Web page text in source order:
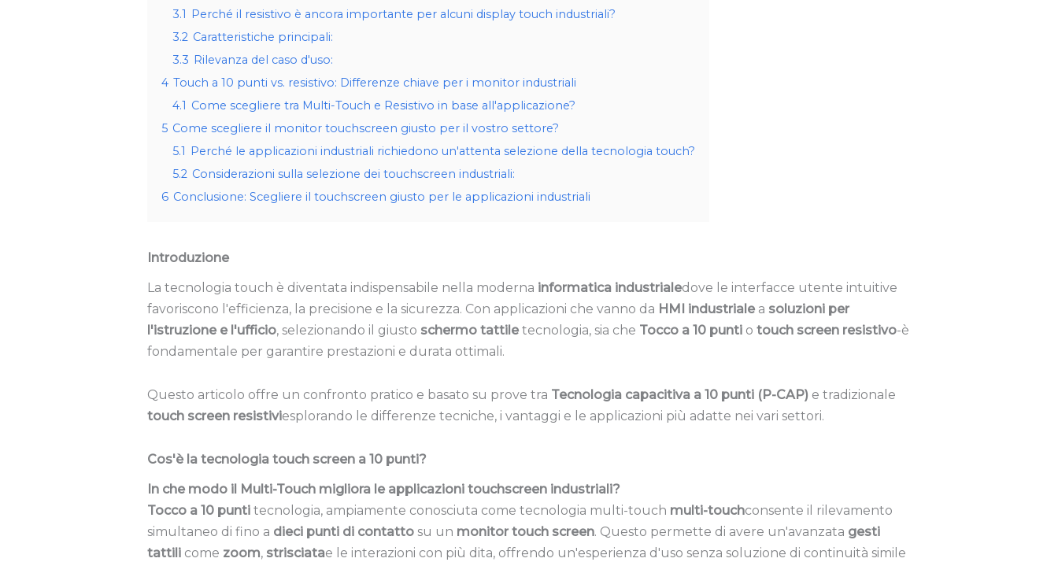
3.1 Perché il resistivo è ancora importante per alcuni display touch industriali?
3.2 Caratteristiche principali:
3.3 Rilevanza del caso d'uso:
4 Touch a 10 punti vs. resistivo: Differenze chiave per i monitor industriali
4.1 Come scegliere tra Multi-Touch e Resistivo in base all'applicazione?
5 Come scegliere il monitor touchscreen giusto per il vostro settore?
5.1 Perché le applicazioni industriali richiedono un'attenta selezione della tecnologia touch?
5.2 Considerazioni sulla selezione dei touchscreen industriali:
6 Conclusione: Scegliere il touchscreen giusto per le applicazioni industriali
Introduzione
La tecnologia touch è diventata indispensabile nella moderna informatica industrialedove le interfacce utente intuitive
favoriscono l'efficienza, la precisione e la sicurezza. Con applicazioni che vanno da HMI industriale a soluzioni per
l'istruzione e l'ufficio, selezionando il giusto schermo tattile tecnologia, sia che Tocco a 10 punti o touch screen resistivo-è
fondamentale per garantire prestazioni e durata ottimali.
Questo articolo offre un confronto pratico e basato su prove tra Tecnologia capacitiva a 10 punti (P-CAP) e tradizionale
touch screen resistiviesplorando le differenze tecniche, i vantaggi e le applicazioni più adatte nei vari settori.
Cos'è la tecnologia touch screen a 10 punti?
In che modo il Multi-Touch migliora le applicazioni touchscreen industriali?
Tocco a 10 punti tecnologia, ampiamente conosciuta come tecnologia multi-touch multi-touchconsente il rilevamento
simultaneo di fino a dieci punti di contatto su un monitor touch screen. Questo permette di avere un'avanzata gesti
tattili come zoom, strisciatae le interazioni con più dita, offrendo un'esperienza d'uso senza soluzione di continuità simile